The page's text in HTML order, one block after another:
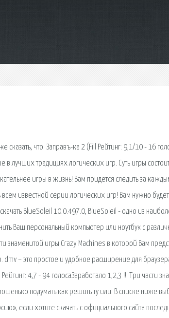
что. Заправъ-ка 2 (Fill Рейтинг: 9,1/10 - 16
лучших традициях логических игр. Суть игры
игры в жизнь! Вам придется следить за
известной серии логических игр! Вам нужно
BlueSoleil 10.0.497.0, BlueSoleil - одно из
Ваш персональный компьютер или ноутбук с
знаменитой игры Crazy Machines в которой Вам
dmv – это простое и удобное расширение для
4,7 - 94 голосаЗаработало 1,2,3 !!! Три части
подумать как решить ту или. В списке ниже
если хотите скачать с официального сайта